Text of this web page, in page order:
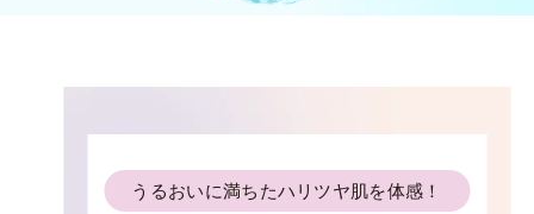
うるおいに満ちたハリツヤ肌を体感！